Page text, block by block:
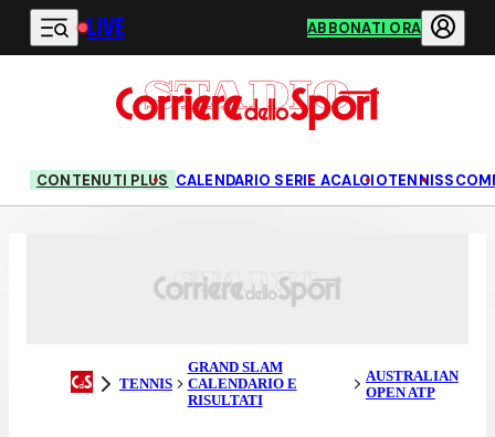
Vai al contenuto principale
LIVE ABBONATI ORA
CONTENUTI PLUS CALENDARIO SERIE ACALCIOTENNIS
TENNIS
GRAND SLAM
CALENDARIO E
RISULTATI
AUSTRALIAN
OPEN ATP